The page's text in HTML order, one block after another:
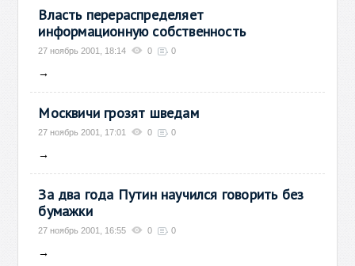
Власть перераспределяет
информационную собственность
27 ноябрь 2001, 18:14 0 0
→
Москвичи грозят шведам
27 ноябрь 2001, 17:01 0 0
→
За два года Путин научился говорить без
бумажки
27 ноябрь 2001, 16:55 0 0
→